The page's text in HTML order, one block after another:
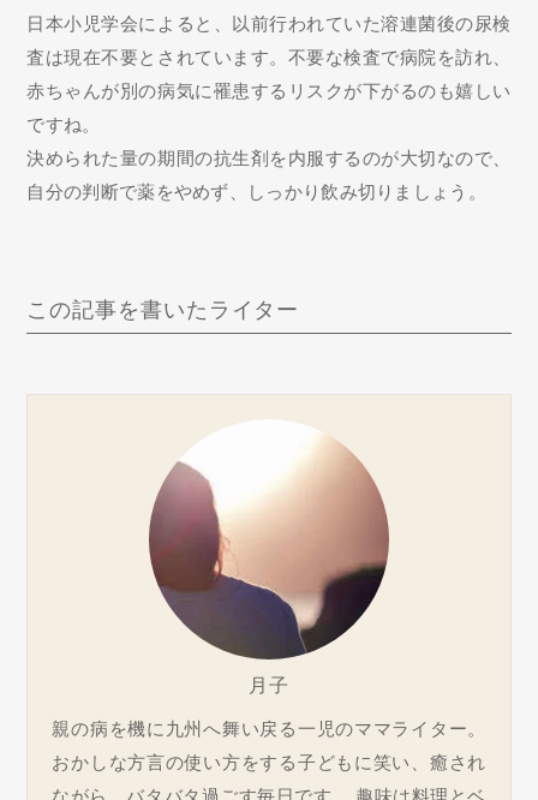
日本小児学会によると、以前行われていた溶連菌後の尿検
査は現在不要とされています。不要な検査で病院を訪れ、
赤ちゃんが別の病気に罹患するリスクが下がるのも嬉しい
ですね。
決められた量の期間の抗生剤を内服するのが大切なので、
自分の判断で薬をやめず、しっかり飲み切りましょう。
この記事を書いたライター
月子
親の病を機に九州へ舞い戻る一児のママライター。
おかしな方言の使い方をする子どもに笑い、癒され
ながら、バタバタ過ごす毎日です。 趣味は料理とベ